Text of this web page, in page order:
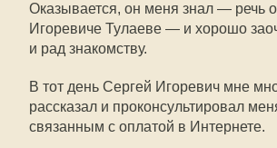
Оказывается, он меня знал — речь
Игоревиче Тулаеве — и хорошо
и рад знакомству.
В тот день Сергей Игоревич мне
рассказал и проконсультировал
связанным с оплатой в Интернете.